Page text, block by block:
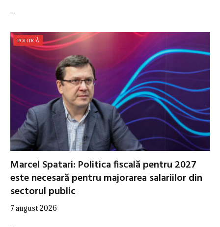
…
POLITICĂ
Marcel Spatari: Politica fiscală pentru 2027
este necesară pentru majorarea salariilor din
sectorul public
7 august 2026